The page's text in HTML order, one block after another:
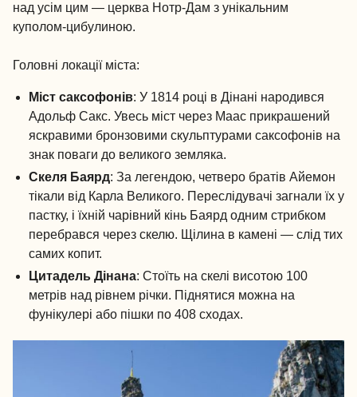
над усім цим — церква Нотр-Дам з унікальним
куполом-цибулиною.
Головні локації міста:
Міст саксофонів: У 1814 році в Дінані народився
Адольф Сакс. Увесь міст через Маас прикрашений
яскравими бронзовими скульптурами саксофонів на
знак поваги до великого земляка.
Скеля Баярд: За легендою, четверо братів Айемон
тікали від Карла Великого. Переслідувачі загнали їх у
пастку, і їхній чарівний кінь Баярд одним стрибком
перебрався через скелю. Щілина в камені — слід тих
самих копит.
Цитадель Дінана: Стоїть на скелі висотою 100
метрів над рівнем річки. Піднятися можна на
фунікулері або пішки по 408 сходах.